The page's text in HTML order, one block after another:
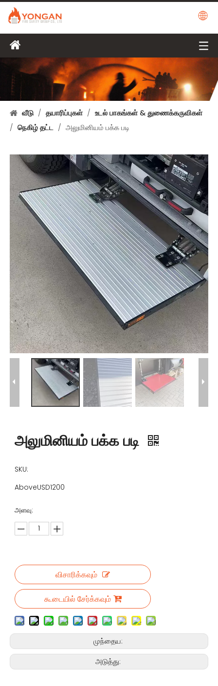
வீடு / தயாரிப்புகள் / உடல் பாகங்கள் & துணைக்கருவிகள்
/ நெகிழ் தட்ட / அலுமினியம் பக்க படி
அலுமினியம் பக்க படி
SKU:
AboveUSD1200
அளவு:
விசாரிக்கவும்
கூடையில் சேர்க்கவும்
முந்தைய:
அடுத்து: